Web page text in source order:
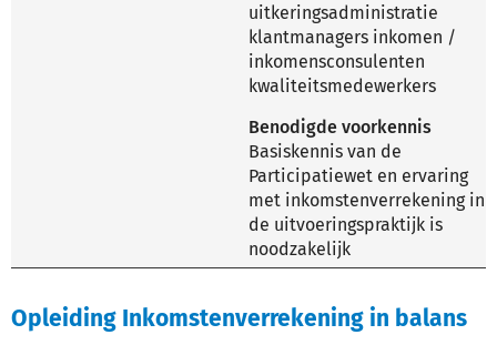
uitkeringsadministratie
klantmanagers inkomen /
inkomensconsulenten
kwaliteitsmedewerkers
Benodigde voorkennis
Basiskennis van de
Participatiewet en ervaring
met inkomstenverrekening in
de uitvoeringspraktijk is
noodzakelijk
Opleiding Inkomstenverrekening in balans